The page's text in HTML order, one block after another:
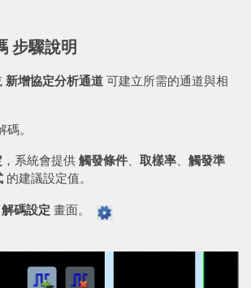
步驟說明
新增協定分析通道 可建立所需的通道與相
。
，系統會提供 觸發條件、 取樣率、 觸發準
的建議設定值。
解碼設定 畫面。